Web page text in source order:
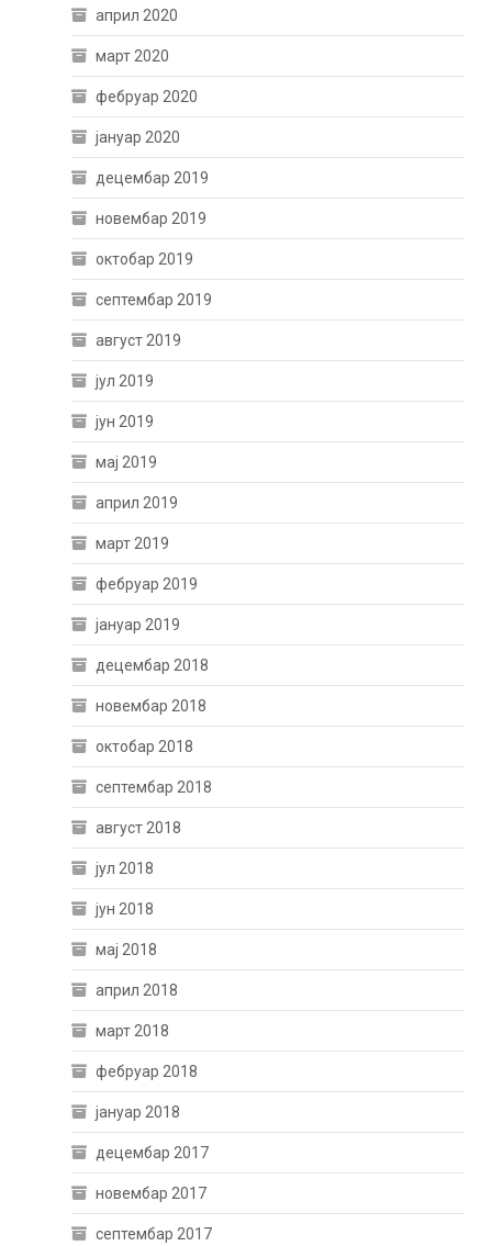
април 2020
март 2020
фебруар 2020
јануар 2020
децембар 2019
новембар 2019
октобар 2019
септембар 2019
август 2019
јул 2019
јун 2019
мај 2019
април 2019
март 2019
фебруар 2019
јануар 2019
децембар 2018
новембар 2018
октобар 2018
септембар 2018
август 2018
јул 2018
јун 2018
мај 2018
април 2018
март 2018
фебруар 2018
јануар 2018
децембар 2017
новембар 2017
септембар 2017